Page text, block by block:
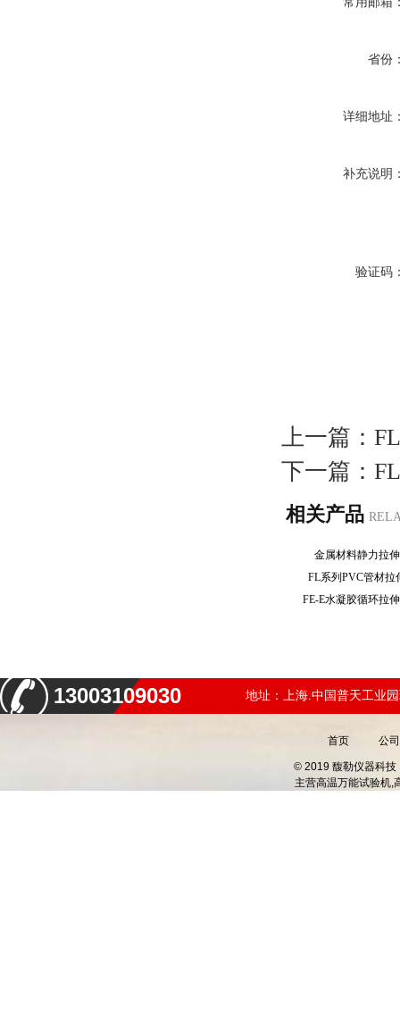
省份
详细地址
补充说明
验证码
上一篇：
下一篇：
相关产品
金属材料静力拉
FL系列PVC管材
FE-E水凝胶循环拉
13003109030 地址：上海.中国普天工业
首页 公
© 2019 馥勒仪器科技
主营高温万能试验机,